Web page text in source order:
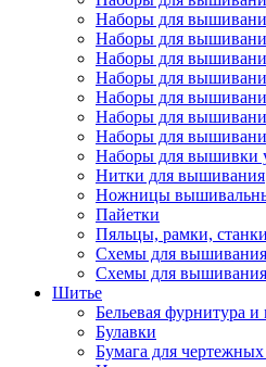
Наборы для
Наборы для
Наборы для
Наборы для
Наборы для
Наборы для
Наборы для
Наборы для вышивки
Нитки для вышивания
Ножницы
Пайетки
Пяльцы, рамки, станки
Схемы для
Схемы для
Шитье
Бельевая фурнитура и
Булавки
Бумага для